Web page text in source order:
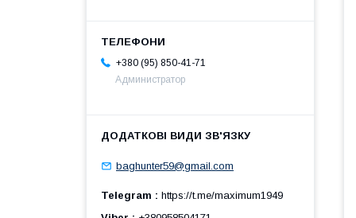
+380 (95) 850-41-71
Администратор
baghunter59@gmail.com
Telegram
https://t.me/maximum1949